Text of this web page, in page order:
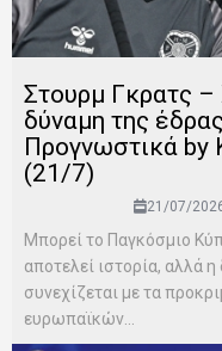
Στουρμ Γκρατς –
δύναμη της
Προγνωστικά by
(21/7)
21/07/
Μπορεί το Παγκόσμιο
αποτελεί ιστορία, αλλά
συνεχίζεται με τα
ευρωπαϊκών...